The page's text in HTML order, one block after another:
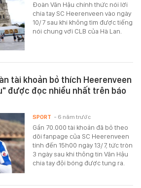
Đoàn Văn Hậu chính thức nói lời
chia tay SC Heerenveen vào ngày
10/7 sau khi không tìm được tiếng
nói chung với CLB của Hà Lan.
tài khoản bỏ thích Heerenveen
được đọc nhiều nhất trên báo
Gần 70.000 tài khoản đã bỏ theo
dõi fanpage của SC Heerenveen
tính đến 15h00 ngày 13/7, tức tròn
3 ngày sau khi thông tin Văn Hậu
chia tay đội bóng được tung ra.
SPORT - 6 năm trước